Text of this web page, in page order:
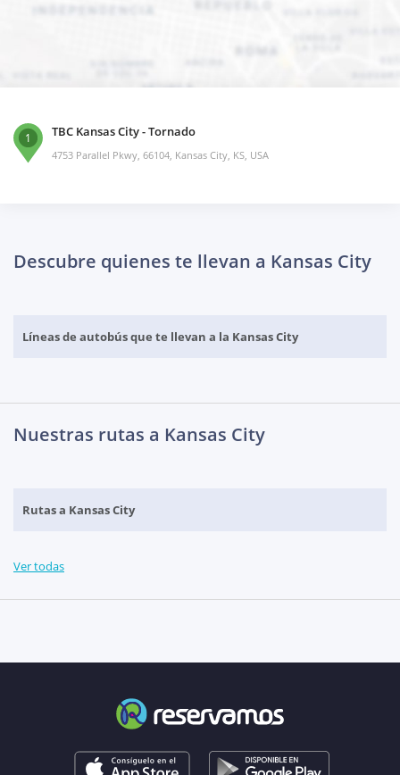
1 TBC Kansas City - Tornado
4753 Parallel Pkwy, 66104, Kansas City, KS, USA
Descubre quienes te llevan a Kansas City
Líneas de autobús que te llevan a la Kansas City
Nuestras rutas a Kansas City
Rutas a Kansas City
Ver todas